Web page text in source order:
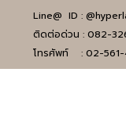
Line@ ID :
ติดต่อด่วน : 082-
โทรศัพท์ : 02-